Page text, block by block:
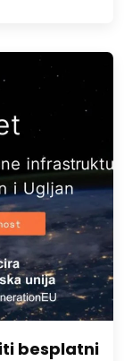
besplatni